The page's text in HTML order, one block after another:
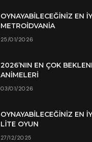
OYNAYABILECEĞINIZ EN
METROIDVANIA
25/01/2026
2026’NIN EN ÇOK
ANIMELERI
03/01/2026
OYNAYABILECEĞINIZ EN
LITE OYUN
27/12/2025